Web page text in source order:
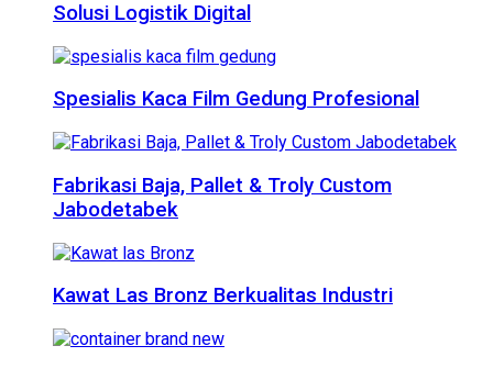
Solusi Logistik Digital
Spesialis Kaca Film Gedung Profesional
Fabrikasi Baja, Pallet & Troly Custom
Jabodetabek
Kawat Las Bronz Berkualitas Industri